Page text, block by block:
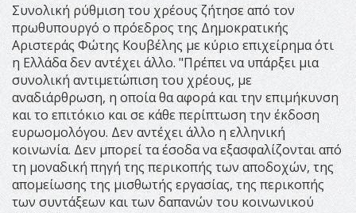
Συνολική ρύθμιση του χρέους ζήτησε από τον
πρωθυπουργό ο πρόεδρος της Δημοκρατικής
Αριστεράς Φώτης Κουβέλης με κύριο επιχείρημα ότι
η Ελλάδα δεν αντέχει άλλο. "Πρέπει να υπάρξει μια
συνολική αντιμετώπιση του χρέους, με
αναδιάρθρωση, η οποία θα αφορά και την επιμήκυνση
και το επιτόκιο και σε κάθε περίπτωση την έκδοση
ευρωομολόγου. Δεν αντέχει άλλο η ελληνική
κοινωνία. Δεν μπορεί τα έσοδα να εξασφαλίζονται από
τη μοναδική πηγή της περικοπής των αποδοχών, της
απομείωσης της μισθωτής εργασίας, της περικοπής
των συντάξεων και των δαπανών του κοινωνικού